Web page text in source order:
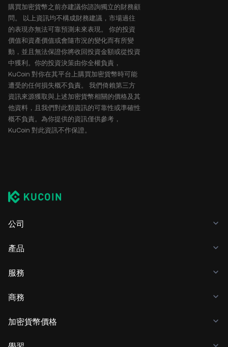
購買加密貨幣之前亦建議你諮詢獨立的財務顧
問。 以上資訊均不構成財務建議，市場過往
的表現亦無法可靠預測未來表現。 你的投資
價值和資產價值或會隨市況的變化而有所變
動，並且無法保證你將收回投資金額或從投資
中獲利。你的投資決策由你全權負責，
KuCoin 對你在其平台上購買加密貨幣時可能
遭受的任何損失概不負責。 我們倚賴第三方
資訊來源獲取與上述加密貨幣相關的價格及其
他資料，且我們對此類資訊的可靠性或準確性
概不負責。為你提供的資訊僅供參考，
KuCoin 對此資訊不作保證。
公司
產品
服務
商務
加密貨幣價格